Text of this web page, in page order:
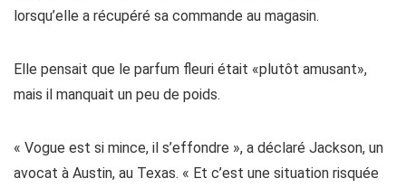
lorsqu’elle a récupéré sa commande au magasin.
Elle pensait que le parfum fleuri était «plutôt amusant»,
mais il manquait un peu de poids.
« Vogue est si mince, il s’effondre », a déclaré Jackson, un
avocat à Austin, au Texas. « Et c’est une situation risquée